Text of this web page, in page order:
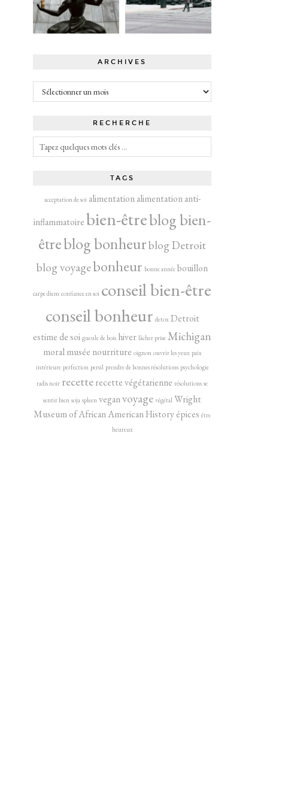
ARCHIVES
Archives
RECHERCHE
TAGS
acceptation de soi alimentation alimentation anti-
inflammatoirebien-êtreblog bien-
êtreblog bonheurblog Detroit
blog voyagebonheur bonne année bouillon
carpe diem confiance en soi conseil bien-être
conseil bonheur detox Detroit
estime de soi gueule de bois hiver lâcher prise Michigan
moral musée nourriture oignon ouvrir les yeux paix
intérieure perfection persil prendre de bonnes résolutions psychologie
radis noir recetterecette végétarienne résolutions se
sentir bien soja spleen veganvoyage végétal Wright
Museum of African American Historyépices être
heureux